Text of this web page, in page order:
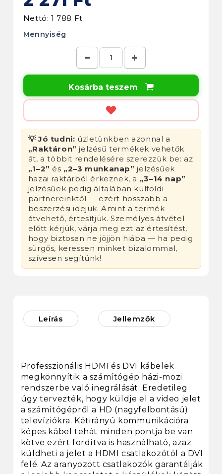
Nettó: 1 788 Ft
Mennyiség
Kosárba teszem 
💡 Jó tudni: üzletünkben azonnal a
„Raktáron” jelzésű termékek vehetők
át, a többit rendelésére szerezzük be: az
„1–2” és „2–3 munkanap” jelzésűek
hazai raktárból érkeznek, a „3–14 nap”
jelzésűek pedig általában külföldi
partnereinktől — ezért hosszabb a
beszerzési idejük. Amint a termék
átvehető, értesítjük. Személyes átvétel
előtt kérjük, várja meg ezt az értesítést,
hogy biztosan ne jöjjön hiába — ha pedig
sürgős, keressen minket bizalommal,
szívesen segítünk!
Leírás Jellemzők
Professzionális HDMI és DVI kábelek
megkönnyítik a számítógép házi-mozi
rendszerbe való inegrálását. Eredetileg
úgy tervezték, hogy küldje el a video jelet
a számítógépről a HD (nagyfelbontású)
televíziókra. Kétirányú kommunikációra
képes kábel tehát minden pontja be van
kötve ezért fordítva is használható, azaz
küldheti a jelet a HDMI csatlakozótól a DVI
felé. Az aranyozott csatlakozók garantálják